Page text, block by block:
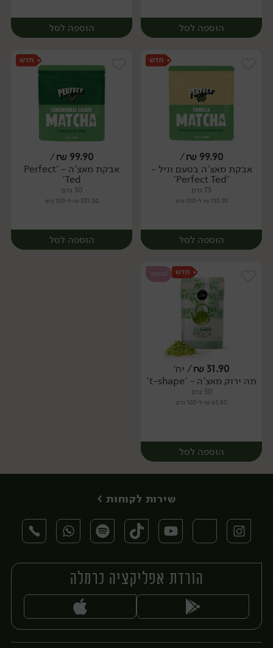
הוספה לסל
יח׳
הוספה לסל
יח׳
99.90
₪
/
אבקת מאצ'ה בטעם וניל -
'Perfect Ted'
75 גרם
133.20 ₪ ל-100 גרם
הוספה לסל
99.90
₪
/
אבקת מאצ'ה - 'Perfect
Ted'
30 גרם
333.00 ₪ ל-100 גרם
הוספה לסל
טבעוני
31.90
₪/ יח׳
תה ירוק מאצ'ה - 't-shape'
50 גרם
63.80 ₪ ל-100 גרם
הוספה לסל
יח׳
שירות לקוחות >
הורדת אפליקציה כרמלה